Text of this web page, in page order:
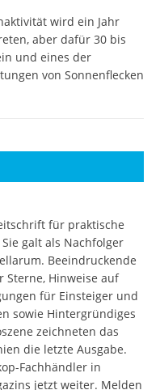
wird ein Jahr
aber dafür 30 bis
und eines der
von Sonnenflecken
für praktische
galt als Nachfolger
Beeindruckende
Sterne, Hinweise auf
für Einsteiger und
sowie Hintergründiges
zeichneten das
die letzte Ausgabe.
Fachhändler in
jetzt weiter. Melden